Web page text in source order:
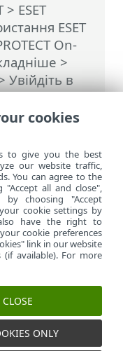
> ESET
ESET
On-
>
Увійдіть в
Hub,
MSP
cookies
to give you the best
our website traffic,
You can agree to the
all and close",
by choosing "Accept
cookie settings by
have the right to
cookie preferences
link in our website
available). For more
ONLY